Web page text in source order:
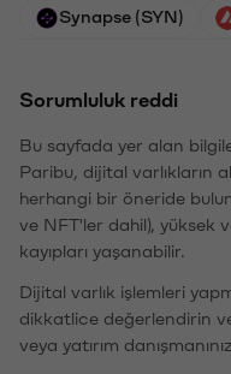
Synapse (SYN)
Sorumluluk reddi
Bu sayfada yer alan
Paribu, dijital varlıkların
herhangi bir öneride
ve NFT'ler dahil), yüksek
kayıpları yaşanabilir.
Dijital varlık işlemleri
dikkatlice değerlendirin
veya yatırım